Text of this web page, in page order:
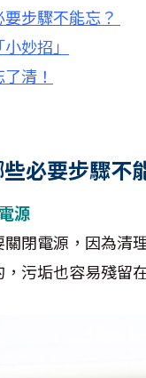
步驟不能忘？
妙招」
清！
必要步驟不
源
閉電源，因為清
污垢也容易殘留